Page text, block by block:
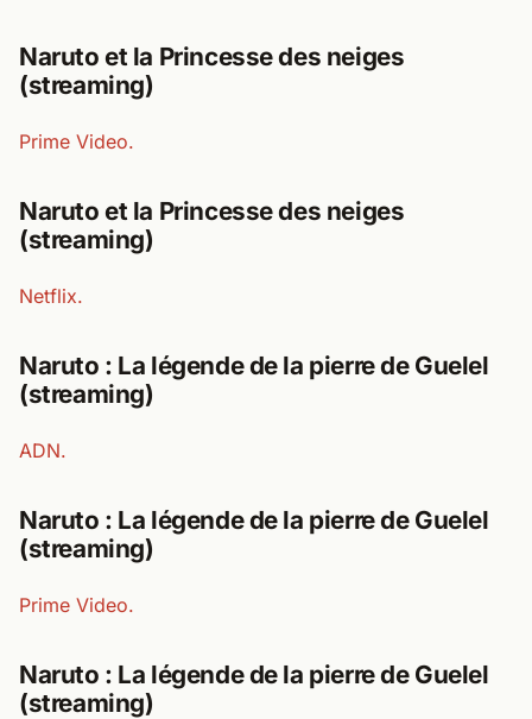
Naruto et la Princesse des neiges
(streaming)
Prime Video.
Naruto et la Princesse des neiges
(streaming)
Netflix.
Naruto : La légende de la pierre de Guelel
(streaming)
ADN.
Naruto : La légende de la pierre de Guelel
(streaming)
Prime Video.
Naruto : La légende de la pierre de Guelel
(streaming)